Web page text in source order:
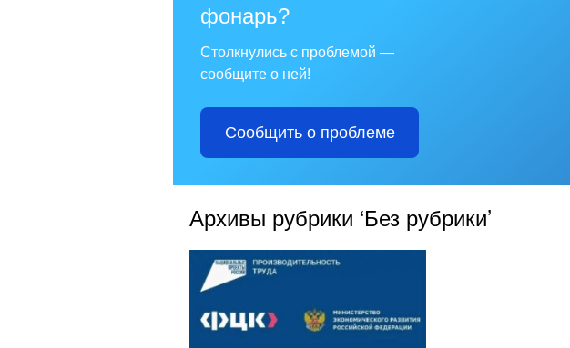
фонарь?
Столкнулись с проблемой —
сообщите о ней!
Сообщить о проблеме
Архивы рубрики ‘Без рубрики’